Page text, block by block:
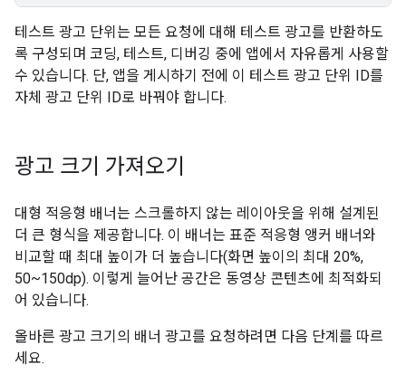
테스트 광고 단위는 모든 요청에 대해 테스트 광고를 반환하도
록 구성되며 코딩, 테스트, 디버깅 중에 앱에서 자유롭게 사용할
수 있습니다. 단, 앱을 게시하기 전에 이 테스트 광고 단위 ID를
자체 광고 단위 ID로 바꿔야 합니다.
광고 크기 가져오기
대형 적응형 배너는 스크롤하지 않는 레이아웃을 위해 설계된
더 큰 형식을 제공합니다. 이 배너는 표준 적응형 앵커 배너와
비교할 때 최대 높이가 더 높습니다(화면 높이의 최대 20%,
50~150dp). 이렇게 늘어난 공간은 동영상 콘텐츠에 최적화되
어 있습니다.
올바른 광고 크기의 배너 광고를 요청하려면 다음 단계를 따르
세요.